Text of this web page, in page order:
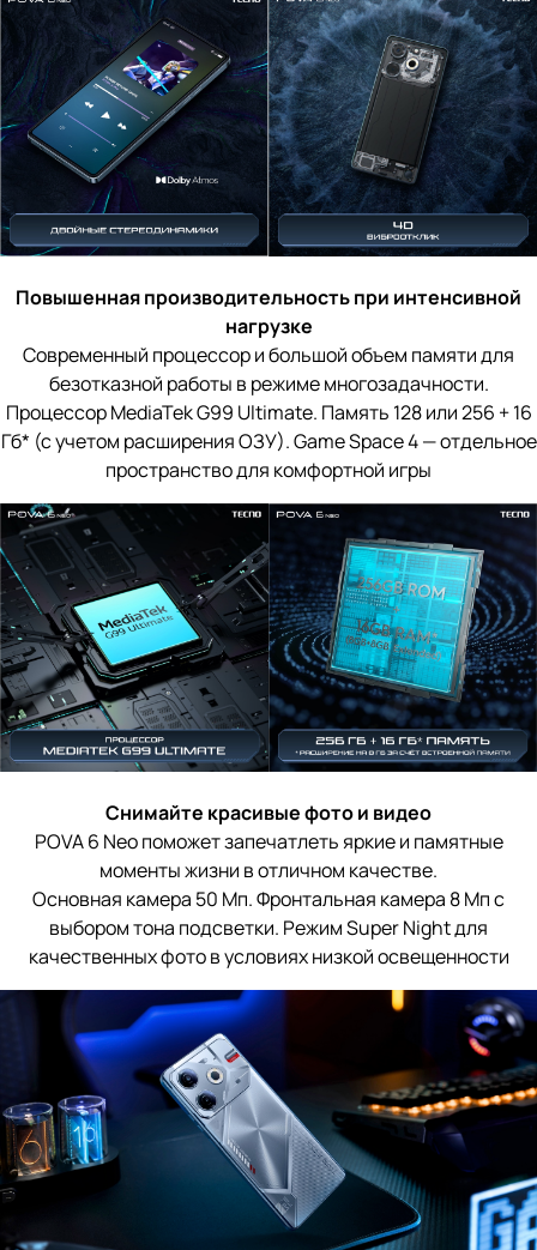
Повышенная производительность при интенсивной
нагрузке
Современный процессор и большой объем памяти для
безотказной работы в режиме многозадачности.
Процессор MediaTek G99 Ultimate. Память 128 или 256 + 16
Гб* (с учетом расширения ОЗУ). Game Space 4 — отдельное
пространство для комфортной игры
Снимайте красивые фото и видео
POVA 6 Neo поможет запечатлеть яркие и памятные
моменты жизни в отличном качестве.
Основная камера 50 Мп. Фронтальная камера 8 Мп с
выбором тона подсветки. Режим Super Night для
качественных фото в условиях низкой освещенности